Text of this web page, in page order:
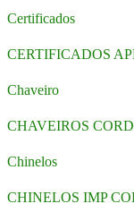
Certificados
CERTIFICADOS
Chaveiro
CHAVEIROS
Chinelos
CHINELOS IMP